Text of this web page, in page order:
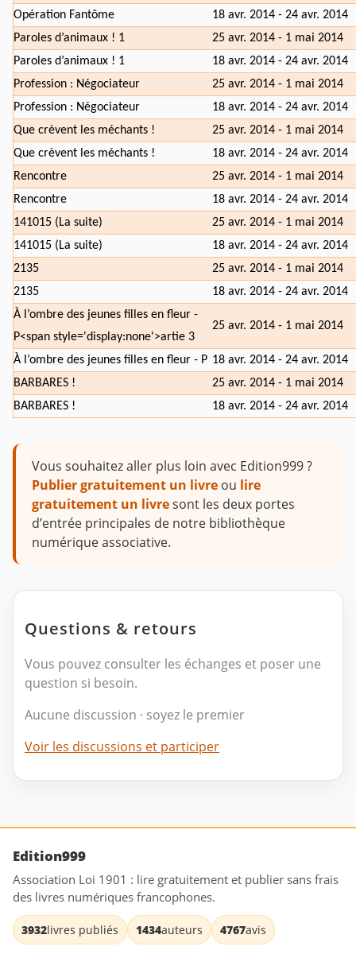
Opération Fantôme
18 avr. 2014 - 24 avr. 2014
Paroles d’animaux ! 1
25 avr. 2014 - 1 mai 2014
Paroles d’animaux ! 1
18 avr. 2014 - 24 avr. 2014
Profession : Négociateur
25 avr. 2014 - 1 mai 2014
Profession : Négociateur
18 avr. 2014 - 24 avr. 2014
Que crèvent les méchants !
25 avr. 2014 - 1 mai 2014
Que crèvent les méchants !
18 avr. 2014 - 24 avr. 2014
Rencontre
25 avr. 2014 - 1 mai 2014
Rencontre
18 avr. 2014 - 24 avr. 2014
141015 (La suite)
25 avr. 2014 - 1 mai 2014
141015 (La suite)
18 avr. 2014 - 24 avr. 2014
2135
25 avr. 2014 - 1 mai 2014
2135
18 avr. 2014 - 24 avr. 2014
À l’ombre des jeunes filles en fleur -
P<span style='display:none'>artie 3
25 avr. 2014 - 1 mai 2014
À l’ombre des jeunes filles en fleur - P 18 avr. 2014 - 24 avr. 2014
BARBARES !
25 avr. 2014 - 1 mai 2014
BARBARES !
18 avr. 2014 - 24 avr. 2014
Vous souhaitez aller plus loin avec Edition999 ?
Publier gratuitement un livre ou lire
gratuitement un livresont les deux portes
d’entrée principales de notre bibliothèque
numérique associative.
Questions & retours
Vous pouvez consulter les échanges et poser une
question si besoin.
Aucune discussion · soyez le premier
Voir les discussions et participer
Edition999
Association Loi 1901 : lire gratuitement et publier sans frais
des livres numériques francophones.
3932livres publiés 1434auteurs 4767avis